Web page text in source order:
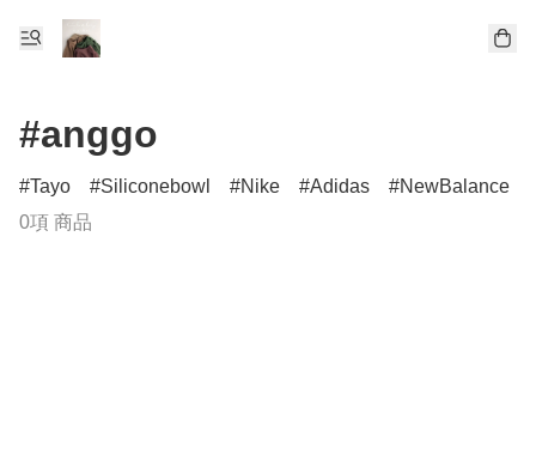
#anggo
Tayo Siliconebowl Nike Adidas
NewBalance
0項 商品